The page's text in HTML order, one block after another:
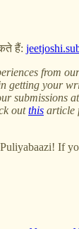
हैं:
from
getting your
submissions at
outthis article
Puliyabaazi! If